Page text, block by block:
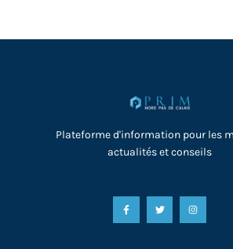
Plateforme d'information pour les
actualités et conseils